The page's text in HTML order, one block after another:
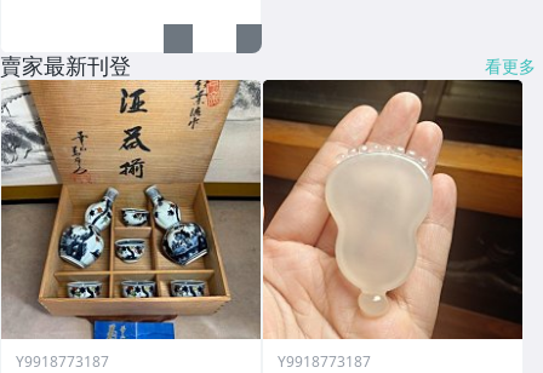
賣家最新刊登 看更多
Y9918773187 Y9918773187